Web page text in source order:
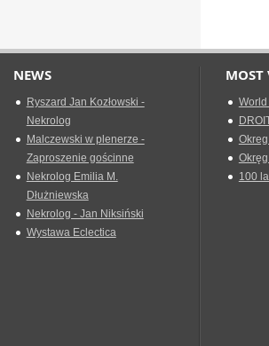
NEWS
Ryszard Jan Kozłowski -
Nekrolog
Malczewski w plenerze -
Zaproszenie gościnne
Nekrolog Emilia M.
Dłużniewska
Nekrolog - Jan Niksiński
Wystawa Eclectica
MOST
100